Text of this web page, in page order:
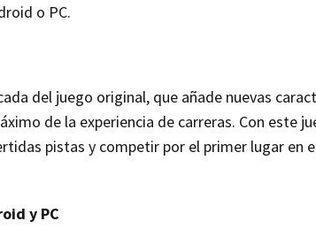
o PC.
del juego original, que añade nuevas
de la experiencia de carreras. Con este
pistas y competir por el primer lugar en
y PC